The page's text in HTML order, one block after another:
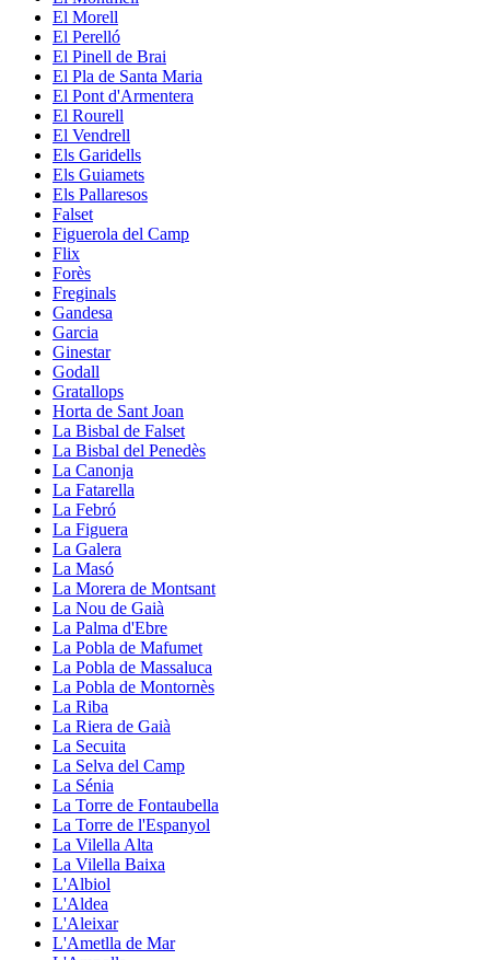
El Morell
El Perelló
El Pinell de Brai
El Pla de Santa Maria
El Pont d'Armentera
El Rourell
El Vendrell
Els Garidells
Els Guiamets
Els Pallaresos
Falset
Figuerola del Camp
Flix
Forès
Freginals
Gandesa
Garcia
Ginestar
Godall
Gratallops
Horta de Sant Joan
La Bisbal de Falset
La Bisbal del Penedès
La Canonja
La Fatarella
La Febró
La Figuera
La Galera
La Masó
La Morera de Montsant
La Nou de Gaià
La Palma d'Ebre
La Pobla de Mafumet
La Pobla de Massaluca
La Pobla de Montornès
La Riba
La Riera de Gaià
La Secuita
La Selva del Camp
La Sénia
La Torre de Fontaubella
La Torre de l'Espanyol
La Vilella Alta
La Vilella Baixa
L'Albiol
L'Aldea
L'Aleixar
L'Ametlla de Mar